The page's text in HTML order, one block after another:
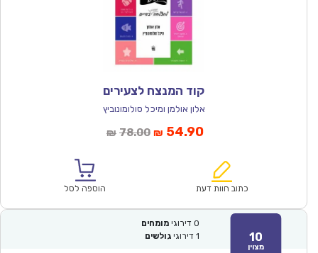
קוד המנצח לצעירים
אלון אולמן ומיכל סולומונוביץ
₪ 78.00המחיר
₪78.00.
₪ 54.90המחיר
הוא:
כתוב חוות דעת הוספה לסל
10
מצוין
0 דירוגי מומחים
1 דירוגי גולשים